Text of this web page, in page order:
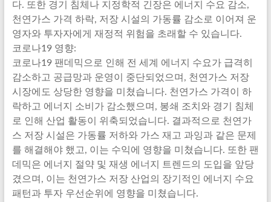
다. 또한 경기 침체나 지정학적 긴장은 에너지 수요 감소,
천연가스 가격 하락, 저장 시설의 가동률 감소로 이어져 운
영자와 투자자에게 재정적 위험을 초래할 수 있습니다.
코로나19 영향:
코로나19 팬데믹으로 인해 전 세계 에너지 수요가 급격히
감소하고 공급망과 운영이 중단되었으며, 천연가스 저장
시장에도 상당한 영향을 미쳤습니다. 천연가스 가격이 하
락하고 에너지 소비가 감소했으며, 봉쇄 조치와 경기 침체
로 인해 산업 활동이 위축되었습니다. 결과적으로 천연가
스 저장 시설은 가동률 저하와 가스 재고 과잉과 같은 문제
를 해결해야 했고, 이는 수익에 영향을 미쳤습니다. 또한 팬
데믹은 에너지 절약 및 재생 에너지 트렌드의 도입을 앞당
겼으며, 이는 천연가스 저장 산업의 장기적인 에너지 수요
패턴과 투자 우선순위에 영향을 미쳤습니다.